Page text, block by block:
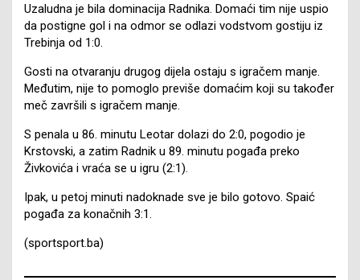
Uzaludna je bila dominacija Radnika. Domaći tim nije uspio
da postigne gol i na odmor se odlazi vodstvom gostiju iz
Trebinja od 1:0.
Gosti na otvaranju drugog dijela ostaju s igračem manje.
Međutim, nije to pomoglo previše domaćim koji su također
meč završili s igračem manje.
S penala u 86. minutu Leotar dolazi do 2:0, pogodio je
Krstovski, a zatim Radnik u 89. minutu pogađa preko
Živkovića i vraća se u igru (2:1).
Ipak, u petoj minuti nadoknade sve je bilo gotovo. Spaić
pogađa za konačnih 3:1.
(sportsport.ba)